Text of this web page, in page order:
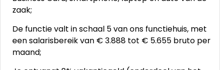
zaak;
De functie valt in schaal 5 van ons functiehuis, met
een salarisbereik van € 3.888 tot € 5.655 bruto per
maand;